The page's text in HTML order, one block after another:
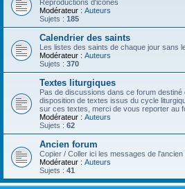
Reproductions d'icônes
Modérateur : Auteurs
Sujets : 185
Calendrier des saints
Les listes des saints de chaque jour sans
Modérateur : Auteurs
Sujets : 370
Textes liturgiques
Pas de discussions dans ce forum
disposition de textes issus du cycle
sur ces textes, merci de vous reporter au
Modérateur : Auteurs
Sujets : 62
Ancien forum
Copier / Coller ici les messages de l'ancien
Modérateur : Auteurs
Sujets : 41